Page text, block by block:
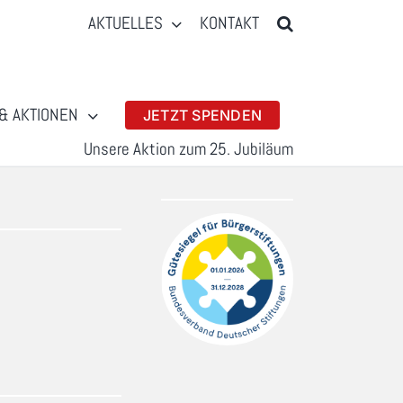
AKTUELLES KONTAKT
AKTIONEN JETZT SPENDEN
Unsere Aktion zum 25. Jubiläum